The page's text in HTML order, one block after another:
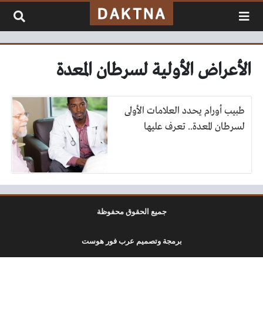
الأعراض الأولية لسرطان المعدة
طبيب أورام يحدد العلامات الأولى
لسرطان المعدة.. تعرف عليها
جميع الحقوق محفوظة
برمجة وتصميم عرب فور هوست